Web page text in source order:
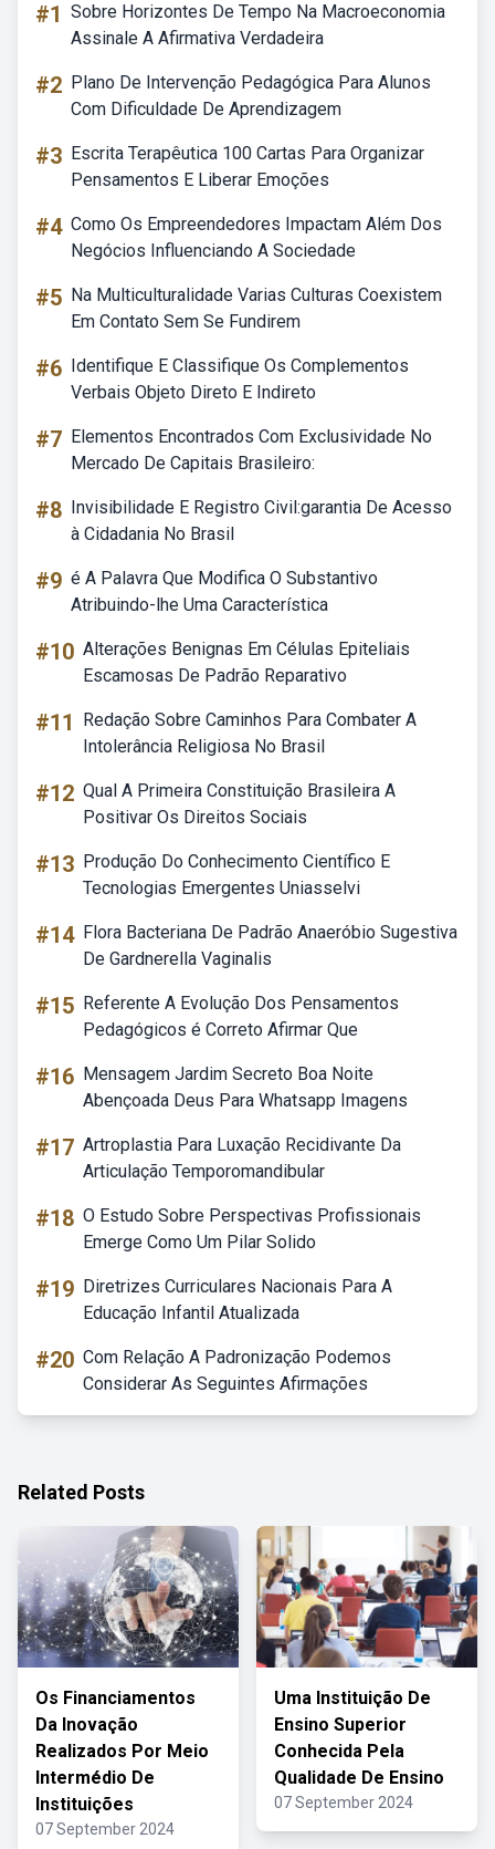
#1 Sobre Horizontes De Tempo Na Macroeconomia
Assinale A Afirmativa Verdadeira
#2 Plano De Intervenção Pedagógica Para Alunos
Com Dificuldade De Aprendizagem
#3 Escrita Terapêutica 100 Cartas Para Organizar
Pensamentos E Liberar Emoções
#4 Como Os Empreendedores Impactam Além Dos
Negócios Influenciando A Sociedade
#5 Na Multiculturalidade Varias Culturas Coexistem
Em Contato Sem Se Fundirem
#6 Identifique E Classifique Os Complementos
Verbais Objeto Direto E Indireto
#7 Elementos Encontrados Com Exclusividade No
Mercado De Capitais Brasileiro:
#8 Invisibilidade E Registro Civil:garantia De Acesso
à Cidadania No Brasil
#9 é A Palavra Que Modifica O Substantivo
Atribuindo-lhe Uma Característica
#10 Alterações Benignas Em Células Epiteliais
Escamosas De Padrão Reparativo
#11
Redação Sobre Caminhos Para Combater A
Intolerância Religiosa No Brasil
#12 Qual A Primeira Constituição Brasileira A
Positivar Os Direitos Sociais
#13 Produção Do Conhecimento Científico E
Tecnologias Emergentes Uniasselvi
#14 Flora Bacteriana De Padrão Anaeróbio Sugestiva
De Gardnerella Vaginalis
#15 Referente A Evolução Dos Pensamentos
Pedagógicos é Correto Afirmar Que
#16 Mensagem Jardim Secreto Boa Noite
Abençoada Deus Para Whatsapp Imagens
#17 Artroplastia Para Luxação Recidivante Da
Articulação Temporomandibular
#18 O Estudo Sobre Perspectivas Profissionais
Emerge Como Um Pilar Solido
#19 Diretrizes Curriculares Nacionais Para A
Educação Infantil Atualizada
#20 Com Relação A Padronização Podemos
Considerar As Seguintes Afirmações
Related Posts
Os Financiamentos
Da Inovação
Realizados Por Meio
Intermédio De
Instituições
07 September 2024
Uma Instituição De
Ensino Superior
Conhecida Pela
Qualidade De Ensino
07 September 2024